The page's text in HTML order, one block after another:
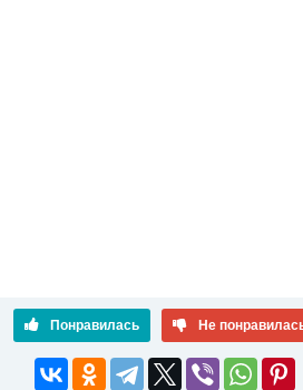
Понравилась Не